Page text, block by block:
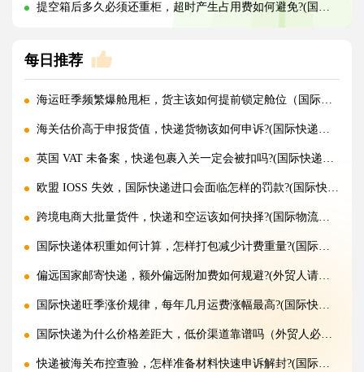
提空箱后多久必须还重柜，超时产生占用费如何避免?(国际海运干货知识分享)
每日推荐
海运旺季频繁爆舱甩柜，货主该如何提前锁定舱位（国际海运干货知识分享）
海关估价高于申报货值，快递货物该如何申诉?(国际快递干货知识分享)
英国 VAT 未备案，快递包裹入关一定会被扣吗?(国际快递干货知识分享)
欧盟 IOSS 失效，国际快递进口会面临怎样的罚款?(国际快递干货知识分享)
跨境电商大批量货件，快递和空运该如何抉择?(国际物流干货知识分享)
国际快递体积重如何计算，怎样打包减少计费重量?(国际快递干货知识分享)
偏远国家邮寄快递，额外偏远附加费如何规避?(外贸人请注意)
国际快递旺季涨价规律，每年几月运费涨幅最高?(国际快递干货知识分享)
国际快递为什么价格差距大，低价渠道靠谱吗（外贸人必看篇）
快递被海关布控查验，怎样准备材料快速申诉解封?(国际快递干货知识分享)